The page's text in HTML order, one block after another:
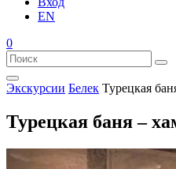
EN
0
Экскурсии Белек Турецкая
Турецкая баня –